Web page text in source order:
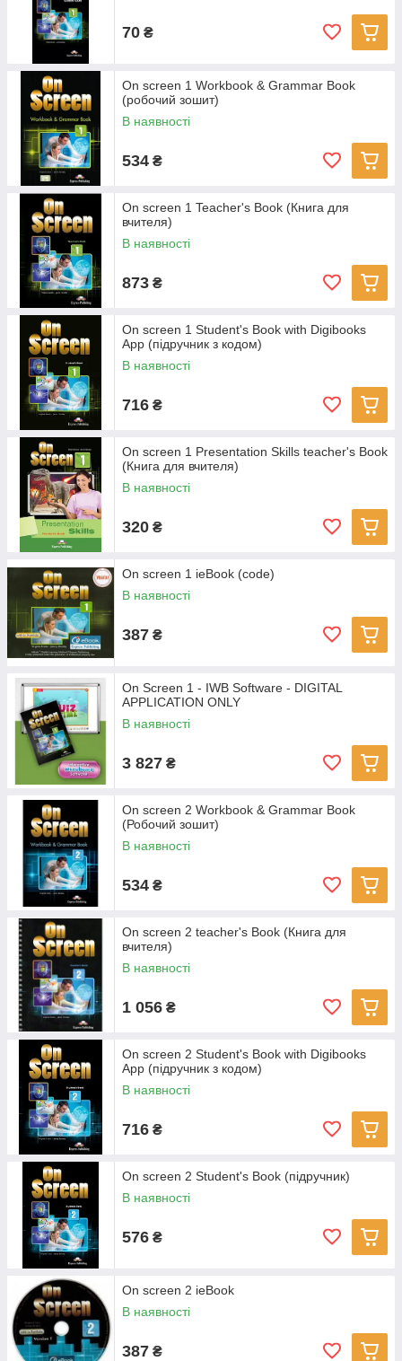
70 ₴
On screen 1 Workbook & Grammar Book
(робочий зошит)
В наявності
534 ₴
On screen 1 Teacher's Book (Книга для
вчителя)
В наявності
873 ₴
On screen 1 Student's Book with Digibooks
App (підручник з кодом)
В наявності
716 ₴
On screen 1 Presentation Skills teacher's Book
(Книга для вчителя)
В наявності
320 ₴
On screen 1 ieBook (code)
В наявності
387 ₴
On Screen 1 - IWB Software - DIGITAL
APPLICATION ONLY
В наявності
3 827 ₴
On screen 2 Workbook & Grammar Book
(Робочий зошит)
В наявності
534 ₴
On screen 2 teacher's Book (Книга для
вчителя)
В наявності
1 056 ₴
On screen 2 Student's Book with Digibooks
App (підручник з кодом)
В наявності
716 ₴
On screen 2 Student's Book (підручник)
В наявності
576 ₴
On screen 2 ieBook
В наявності
387 ₴